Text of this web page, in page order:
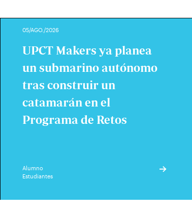
05/AGO./2026
UPCT Makers ya planea
un submarino autónomo
tras construir un
catamarán en el
Programa de Retos
Alumno
Estudiantes